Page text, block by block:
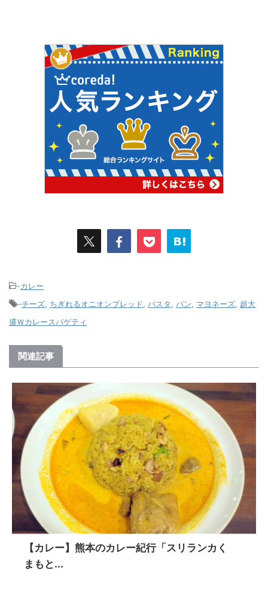
-カレー
-チーズ ちぎれるオニオンブレッド パスタ パン マヨネーズ 超大
盛Ｗカレースパゲティ
関連記事
【カレー】熊本のカレー紀行「スリランカく
まもと...